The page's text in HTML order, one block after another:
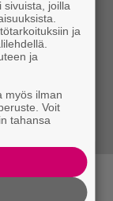
ensi
sivuista, joilla
ja
ja
myös ilman
Voit
tahansa